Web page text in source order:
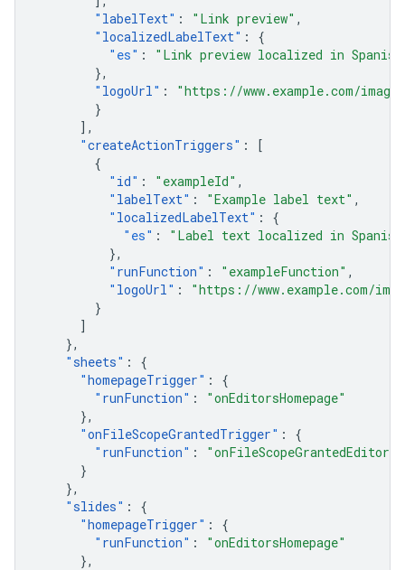
" labelText" : "Link preview" ,
" localizedLabelText" :
{
"es" :
"Link preview localized in
},
" logoUrl" :
"https://www.example.com/
}
],
"createActionTriggers" :
[
{
" id" : "exampleId" ,
" labelText" : "Example label text" ,
" localizedLabelText" :
{
"es" :
"Label text localized in
},
" runFunction" : "exampleFunction" ,
" logoUrl" :
"https://www.example.com/
}
]
},
"sheets" :
{
"homepageTrigger" :
{
" runFunction" :
"onEditorsHomepage"
},
"onFileScopeGrantedTrigger" :
{
" runFunction" :
"onFileScopeGrantedEditors"
}
},
"slides" :
{
"homepageTrigger" :
{
" runFunction" :
"onEditorsHomepage"
},